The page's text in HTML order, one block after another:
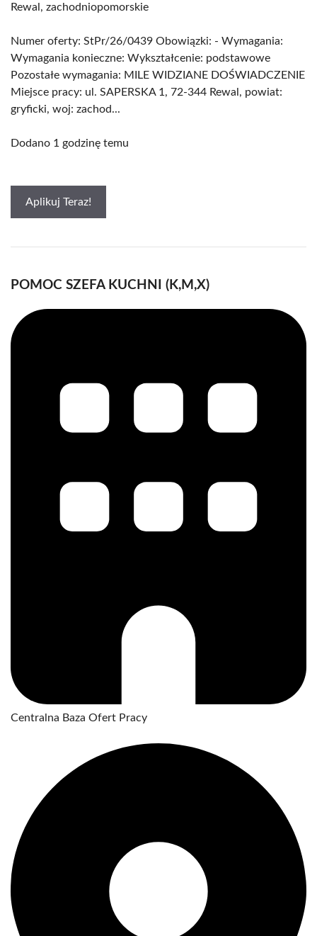
Rewal, zachodniopomorskie
Numer oferty: StPr/26/0439 Obowiązki: - Wymagania:
Wymagania konieczne: Wykształcenie: podstawowe
Pozostałe wymagania: MILE WIDZIANE DOŚWIADCZENIE
Miejsce pracy: ul. SAPERSKA 1, 72-344 Rewal, powiat:
gryficki, woj: zachod...
Dodano 1 godzinę temu
Aplikuj Teraz!
POMOC SZEFA KUCHNI (K,M,X)
Centralna Baza Ofert Pracy